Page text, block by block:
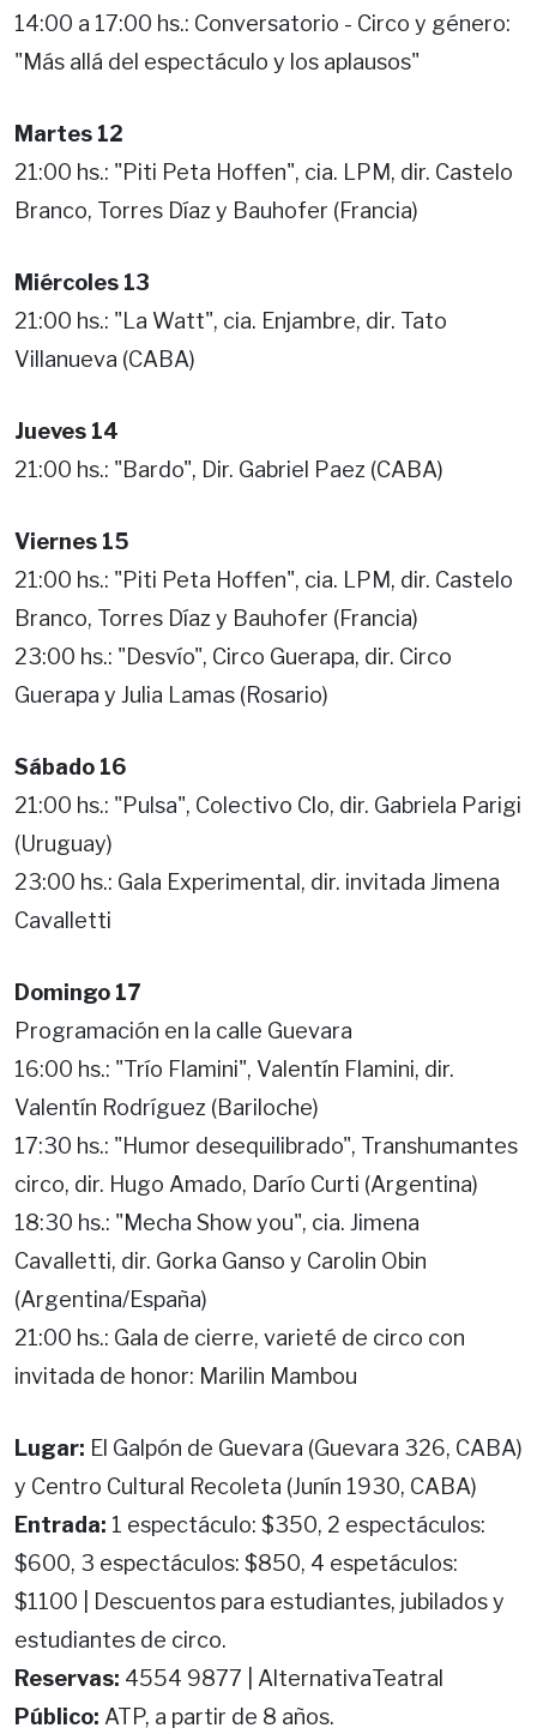
14:00 a 17:00 hs.: Conversatorio - Circo y género:
"Más allá del espectáculo y los aplausos"
Martes 12
21:00 hs.: "Piti Peta Hoffen", cia. LPM, dir. Castelo
Branco, Torres Díaz y Bauhofer (Francia)
Miércoles 13
21:00 hs.: "La Watt", cia. Enjambre, dir. Tato
Villanueva (CABA)
Jueves 14
21:00 hs.: "Bardo", Dir. Gabriel Paez (CABA)
Viernes 15
21:00 hs.: "Piti Peta Hoffen", cia. LPM, dir. Castelo
Branco, Torres Díaz y Bauhofer (Francia)
23:00 hs.: "Desvío", Circo Guerapa, dir. Circo
Guerapa y Julia Lamas (Rosario)
Sábado 16
21:00 hs.: "Pulsa", Colectivo Clo, dir. Gabriela Parigi
(Uruguay)
23:00 hs.: Gala Experimental, dir. invitada Jimena
Cavalletti
Domingo 17
Programación en la calle Guevara
16:00 hs.: "Trío Flamini", Valentín Flamini, dir.
Valentín Rodríguez (Bariloche)
17:30 hs.: "Humor desequilibrado", Transhumantes
circo, dir. Hugo Amado, Darío Curti (Argentina)
18:30 hs.: "Mecha Show you", cia. Jimena
Cavalletti, dir. Gorka Ganso y Carolin Obin
(Argentina/España)
21:00 hs.: Gala de cierre, varieté de circo con
invitada de honor: Marilin Mambou
Lugar: El Galpón de Guevara (Guevara 326, CABA)
y Centro Cultural Recoleta (Junín 1930, CABA)
Entrada: 1 espectáculo: $350, 2 espectáculos:
$600, 3 espectáculos: $850, 4 espetáculos:
$1100 | Descuentos para estudiantes, jubilados y
estudiantes de circo.
Reservas: 4554 9877 | AlternativaTeatral
Público: ATP, a partir de 8 años.